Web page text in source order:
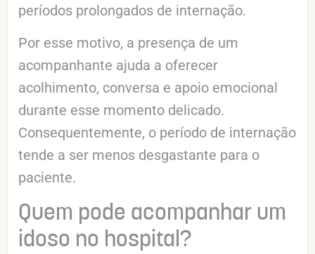
períodos prolongados de internação.
Por esse motivo, a presença de um
acompanhante ajuda a oferecer
acolhimento, conversa e apoio emocional
durante esse momento delicado.
Consequentemente, o período de internação
tende a ser menos desgastante para o
paciente.
Quem pode acompanhar um
idoso no hospital?